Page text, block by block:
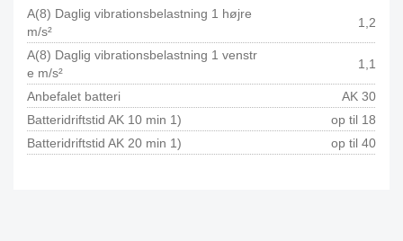
A(8) Daglig vibrationsbelastning 1 højre
m/s²
1,2
A(8) Daglig vibrationsbelastning 1 venstr
e m/s²
1,1
Anbefalet batteri
AK 30
Batteridriftstid AK 10 min 1)
op til 18
Batteridriftstid AK 20 min 1)
op til 40